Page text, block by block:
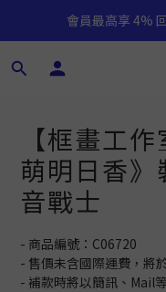
會員最高享 4%
【框畫工
萌明日香
音戰士
- 商品編號：C06720
- 售價未含國際運費，將
- 補款時將以簡訊、Mail